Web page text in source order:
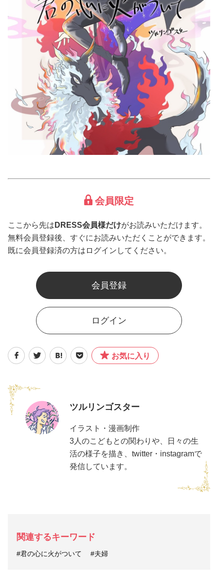
カルチャー/エンタメ
占い
性と愛
ゲーム
会員限定
ここから先は DRESS会員様だけがお読みいただけます。
無料会員登録後、すぐにお読みいただくことができます。
既に会員登録済の方はログインしてください。
会員登録
ログイン
お気に入り
ツルリンゴスター
イラスト・漫画制作
3人のこどもとの関わりや、日々の生
活の様子を描き、twitter・instagramで
発信しています。
関連するキーワード
#君の心に火がついて #夫婦